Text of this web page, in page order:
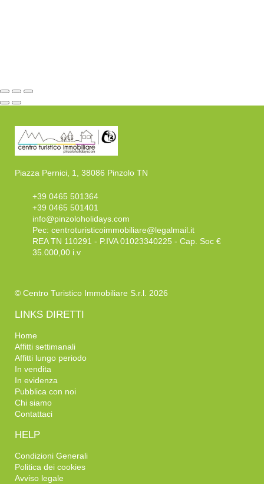
Piazza Pernici, 1, 38086 Pinzolo TN
+39 0465 501364
+39 0465 501401
info@pinzoloholidays.com
Pec: centroturisticoimmobiliare@legalmail.it
REA TN 110291 - P.IVA 01023340225 - Cap. Soc €
35.000,00 i.v
© Centro Turistico Immobiliare S.r.l. 2026
LINKS DIRETTI
Home
Affitti settimanali
Affitti lungo periodo
In vendita
In evidenza
Pubblica con noi
Chi siamo
Contattaci
HELP
Condizioni Generali
Politica dei cookies
Avviso legale